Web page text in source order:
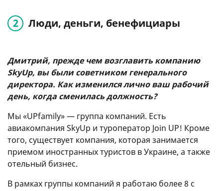
Люди, деньги, бенефициары
Дмитрий, прежде чем возглавить компанию
SkyUp, вы были советником генерального
директора. Как изменился лично ваш рабочий
день, когда сменилась должность?
Мы «UPfamily» — группа компаний. Есть
авиакомпания SkyUp и туроператор Join UP! Кроме
того, существует компания, которая занимается
приемом иностранных туристов в Украине, а также
отельный бизнес.
В рамках группы компаний я работаю более 8 с